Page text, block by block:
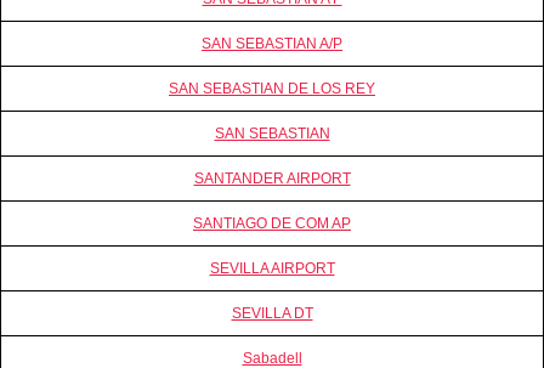
SAN SEBASTIAN A/P
SAN SEBASTIAN DE LOS REY
SAN SEBASTIAN
SANTANDER AIRPORT
SANTIAGO DE COM AP
SEVILLA AIRPORT
SEVILLA DT
Sabadell